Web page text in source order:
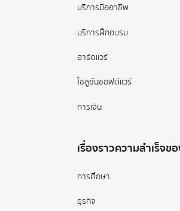
บริการมืออาชีพ
บริการฝึกอบรม
ฮาร์ดแวร์
โซลูชันซอฟต์แวร์
การเงิน
เรื่องราวความสำเร็จข
การศึกษา
ธุรกิจ